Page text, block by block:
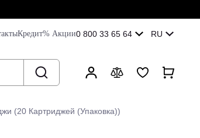
Кредит% Акции0 800 33 65 64 RU
(20 Картриджей (Упаковка))